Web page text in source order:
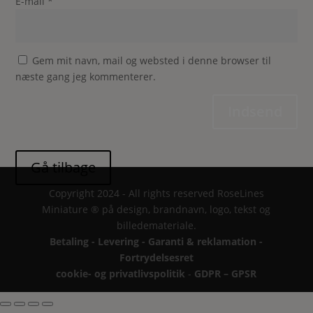
Gem mit navn, mail og websted i denne browser til
næste gang jeg kommenterer.
Copyright 2024 - All rights reserved RoseLines
Miniature ® på design, brandnavn, logo, tekst og
billedemateriale.
Betaling - Levering - Garanti & reklamation -
Fortrydelsesret
cookie- og privatlivspolitik - GDPR – GPSR